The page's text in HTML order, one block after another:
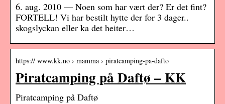
6. aug. 2010 — Noen som har vært der? Er det fint?
FORTELL! Vi har bestilt hytte der for 3 dager..
skogslyckan eller ka det heiter…
https:// www.kk.no › mamma › piratcamping-pa-dafto
Piratcamping på Daftø – KK
Piratcamping på Daftø